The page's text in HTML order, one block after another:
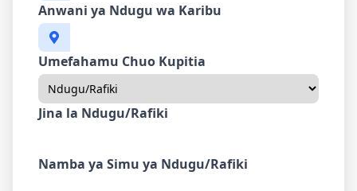
Anwani ya Ndugu wa Karibu
Umefahamu Chuo Kupitia
Jina la Ndugu/Rafiki
Namba ya Simu ya Ndugu/Rafiki